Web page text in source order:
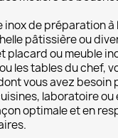
inox de préparation à
pâtissière ou
placard ou meuble
les tables du chef,
vous avez besoin
laboratoire ou
optimale et en